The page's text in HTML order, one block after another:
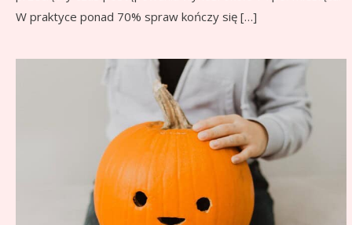
W praktyce ponad 70% spraw kończy się […]